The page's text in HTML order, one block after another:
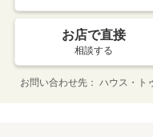
お店で直接
相談する
お問い合わせ先 ハウス・ト